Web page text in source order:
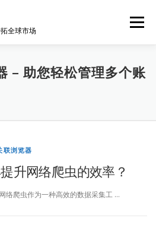
全球市场
Menu
使用教程 出海资源
– 助您轻松管理多个账
联浏览器
升网络爬虫的效率？
络爬虫作为一种高效的数据采集工 …